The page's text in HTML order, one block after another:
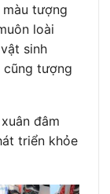
tượng
loài
sinh
cũng tượng
đâm
triển khỏe